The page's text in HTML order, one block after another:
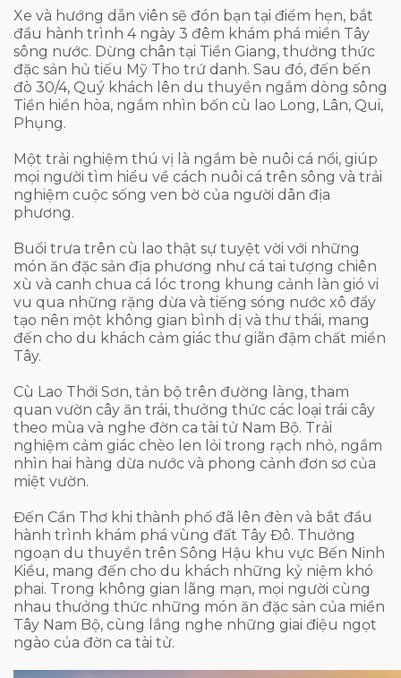
Xe và hướng dẫn viên sẽ đón bạn tại điểm hẹn, bắt
đầu hành trình 4 ngày 3 đêm khám phá miền Tây
sông nước. Dừng chân tại Tiền Giang, thưởng thức
đặc sản hủ tiếu Mỹ Tho trứ danh. Sau đó, đến bến
đò 30/4, Quý khách lên du thuyền ngắm dòng sông
Tiền hiền hòa, ngắm nhìn bốn cù lao Long, Lân, Qui,
Phụng.
Một trải nghiệm thú vị là ngắm bè nuôi cá nổi, giúp
mọi người tìm hiểu về cách nuôi cá trên sông và trải
nghiệm cuộc sống ven bờ của người dân địa
phương.
Buổi trưa trên cù lao thật sự tuyệt vời với những
món ăn đặc sản địa phương như cá tai tượng chiên
xù và canh chua cá lóc trong khung cảnh làn gió vi
vu qua những rặng dừa và tiếng sóng nước xô đẩy
tạo nên một không gian bình dị và thư thái, mang
đến cho du khách cảm giác thư giãn đậm chất miền
Tây.
Cù Lao Thới Sơn, tản bộ trên đường làng, tham
quan vườn cây ăn trái, thưởng thức các loại trái cây
theo mùa và nghe đờn ca tài tử Nam Bộ. Trải
nghiệm cảm giác chèo len lỏi trong rạch nhỏ, ngắm
nhìn hai hàng dừa nước và phong cảnh đơn sơ của
miệt vườn.
Đến Cần Thơ khi thành phố đã lên đèn và bắt đầu
hành trình khám phá vùng đất Tây Đô. Thưởng
ngoạn du thuyền trên Sông Hậu khu vực Bến Ninh
Kiều, mang đến cho du khách những kỷ niệm khó
phai. Trong không gian lãng mạn, mọi người cùng
nhau thưởng thức những món ăn đặc sản của miền
Tây Nam Bộ, cùng lắng nghe những giai điệu ngọt
ngào của đờn ca tài tử.